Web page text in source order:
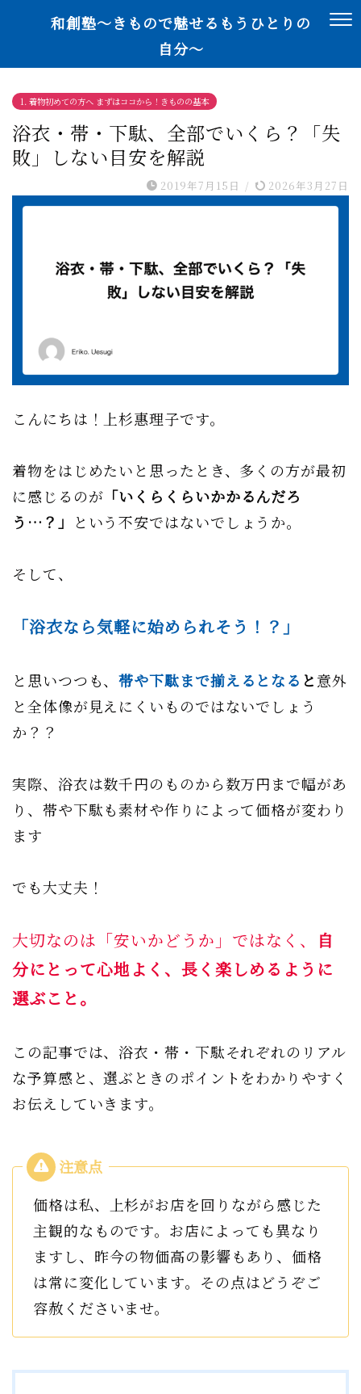
和創塾〜きもので魅せるもうひとりの
自分〜
1. 着物初めての方へ まずはココから！きものの基本
浴衣・帯・下駄、全部でいくら？「失
敗」しない目安を解説
2019年7月15日 / 2026年3月27日
こんにちは！上杉惠理子です。
着物をはじめたいと思ったとき、多くの方が最初
に感じるのが 「いくらくらいかかるんだろ
う…？」
という不安ではないでしょうか。
そして、
「浴衣なら気軽に始められそう！？」
と思いつつも、帯や下駄まで揃えるとなる と意外
と全体像が見えにくいものではないでしょう
か？？
実際、浴衣は数千円のものから数万円まで幅があ
り、帯や下駄も素材や作りによって価格が変わり
ます
でも大丈夫！
大切なのは「安いかどうか」ではなく、
自
分にとって心地よく、長く楽しめるように
選ぶこと。
この記事では、浴衣・帯・下駄それぞれのリアル
な予算感と、選ぶときのポイントをわかりやすく
お伝えしていきます。
価格は私、上杉がお店を回りながら感じた
主観的なものです。お店によっても異なり
ますし、昨今の物価高の影響もあり、価格
は常に変化しています。その点はどうぞご
容赦くださいませ。